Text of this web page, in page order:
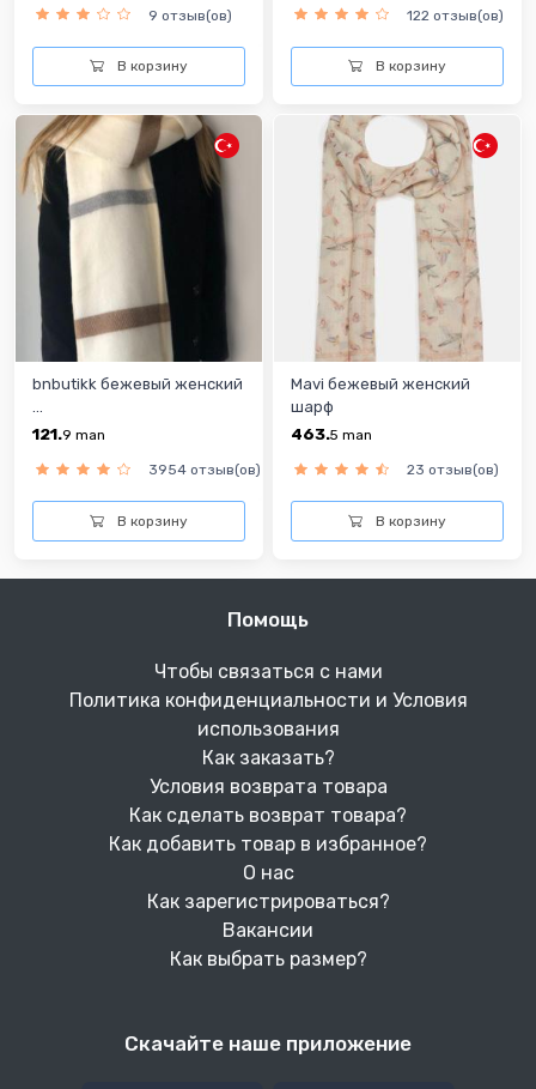
9 отзыв(ов)
В корзину
122 отзыв(ов)
В корзину
bnbutikk бежевый женский
...
121.9 man
3954 отзыв(ов)
В корзину
Mavi бежевый женский
шарф
463.5 man
23 отзыв(ов)
В корзину
Помощь
Чтобы связаться с нами
Политика конфиденциальности и Условия
использования
Как заказать?
Условия возврата товара
Как сделать возврат товара?
Как добавить товар в избранное?
О нас
Как зарегистрироваться?
Вакансии
Как выбрать размер?
Скачайте наше приложение